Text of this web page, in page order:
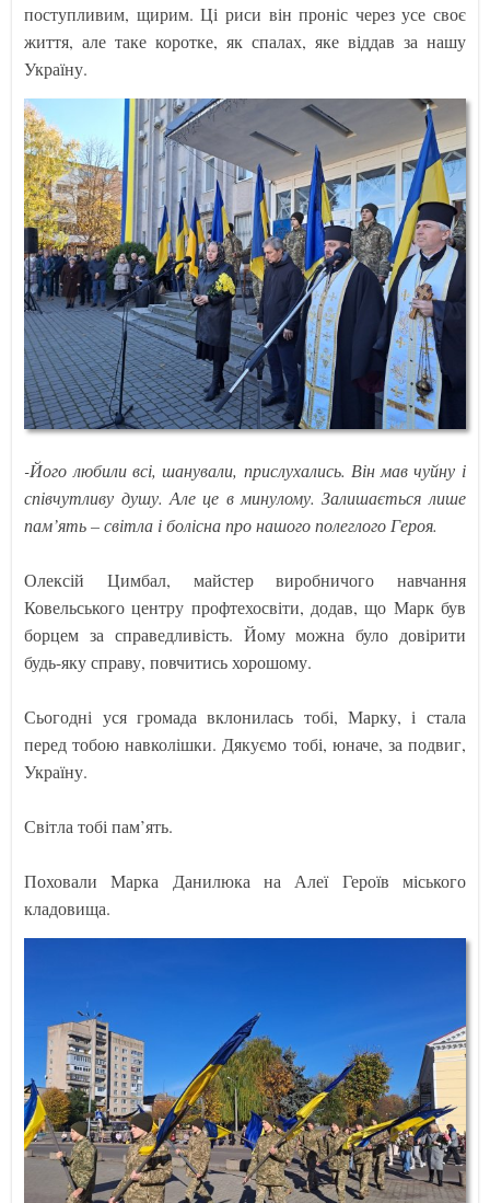
поступливим, щирим. Ці риси він проніс через усе своє
життя, але таке коротке, як спалах, яке віддав за нашу
Україну.
-Його любили всі, шанували, прислухались. Він мав чуйну і
співчутливу душу. Але це в минулому. Залишається лише
пам’ять – світла і болісна про нашого полеглого Героя.
Олексій Цимбал, майстер виробничого навчання
Ковельського центру профтехосвіти, додав, що Марк був
борцем за справедливість. Йому можна було довірити
будь-яку справу, повчитись хорошому.
Сьогодні уся громада вклонилась тобі, Марку, і стала
перед тобою навколішки. Дякуємо тобі, юначе, за подвиг,
Україну.
Світла тобі пам’ять.
Поховали Марка Данилюка на Алеї Героїв міського
кладовища.